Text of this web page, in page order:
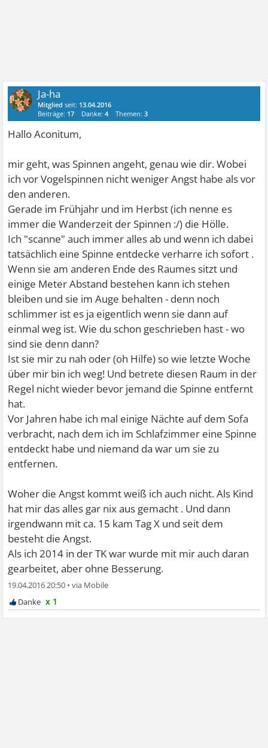
Ja-ha
Mitglied seit: 13.04.2016
Beiträge: 17 Danke:4 Themen:3
Hallo Aconitum,
mir geht, was Spinnen angeht, genau wie dir. Wobei
ich vor Vogelspinnen nicht weniger Angst habe als vor
den anderen.
Gerade im Frühjahr und im Herbst (ich nenne es
immer die Wanderzeit der Spinnen :/) die Hölle.
Ich "scanne" auch immer alles ab und wenn ich dabei
tatsächlich eine Spinne entdecke verharre ich sofort .
Wenn sie am anderen Ende des Raumes sitzt und
einige Meter Abstand bestehen kann ich stehen
bleiben und sie im Auge behalten - denn noch
schlimmer ist es ja eigentlich wenn sie dann auf
einmal weg ist. Wie du schon geschrieben hast - wo
sind sie denn dann?
Ist sie mir zu nah oder (oh Hilfe) so wie letzte Woche
über mir bin ich weg! Und betrete diesen Raum in der
Regel nicht wieder bevor jemand die Spinne entfernt
hat.
Vor Jahren habe ich mal einige Nächte auf dem Sofa
verbracht, nach dem ich im Schlafzimmer eine Spinne
entdeckt habe und niemand da war um sie zu
entfernen.
Woher die Angst kommt weiß ich auch nicht. Als Kind
hat mir das alles gar nix aus gemacht . Und dann
irgendwann mit ca. 15 kam Tag X und seit dem
besteht die Angst.
Als ich 2014 in der TK war wurde mit mir auch daran
gearbeitet, aber ohne Besserung.
19.04.2016 20:50 •
x 1